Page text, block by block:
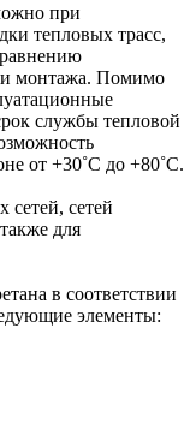
при
тепловых трасс,
монтажа. Помимо
службы тепловой
от +30˚C до +80˚C.
сетей, сетей
для
в соответствии
элементы: